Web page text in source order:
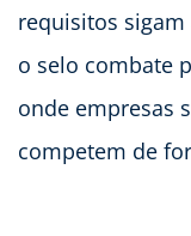
requisitos
o selo combate
onde empresas
competem de